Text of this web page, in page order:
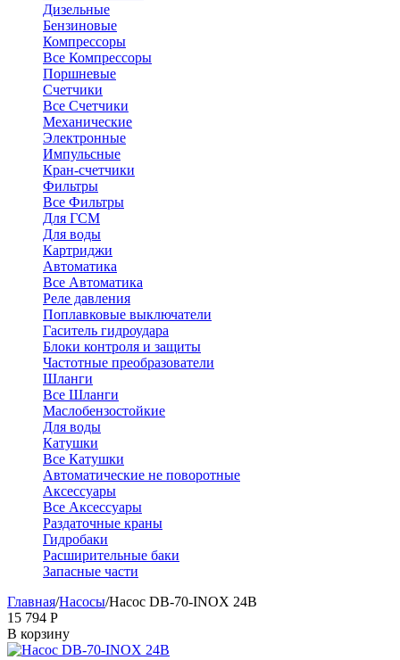
Дизельные
Бензиновые
Компрессоры
Все Компрессоры
Поршневые
Счетчики
Все Счетчики
Механические
Электронные
Импульсные
Кран-счетчики
Фильтры
Все Фильтры
Для ГСМ
Для воды
Картриджи
Автоматика
Все Автоматика
Реле давления
Поплавковые выключатели
Гаситель гидроудара
Блоки контроля и защиты
Частотные преобразователи
Шланги
Все Шланги
Маслобензостойкие
Для воды
Катушки
Все Катушки
Автоматические не поворотные
Аксессуары
Все Аксессуары
Раздаточные краны
Гидробаки
Расширительные баки
Запасные части
Главная/Насосы/Насос DB-70-INOX 24В
15 794 Р
В корзину